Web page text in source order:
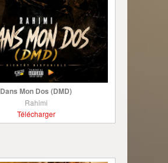
Dans Mon Dos (DMD)
Rahimi
Télécharger